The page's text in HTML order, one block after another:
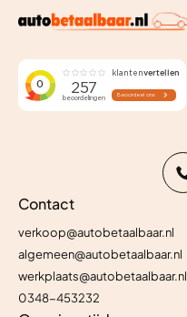
Contact
verkoop@autobetaalbaar.nl
algemeen@autobetaalbaar.nl
werkplaats@autobetaalbaar.nl
0348-453232